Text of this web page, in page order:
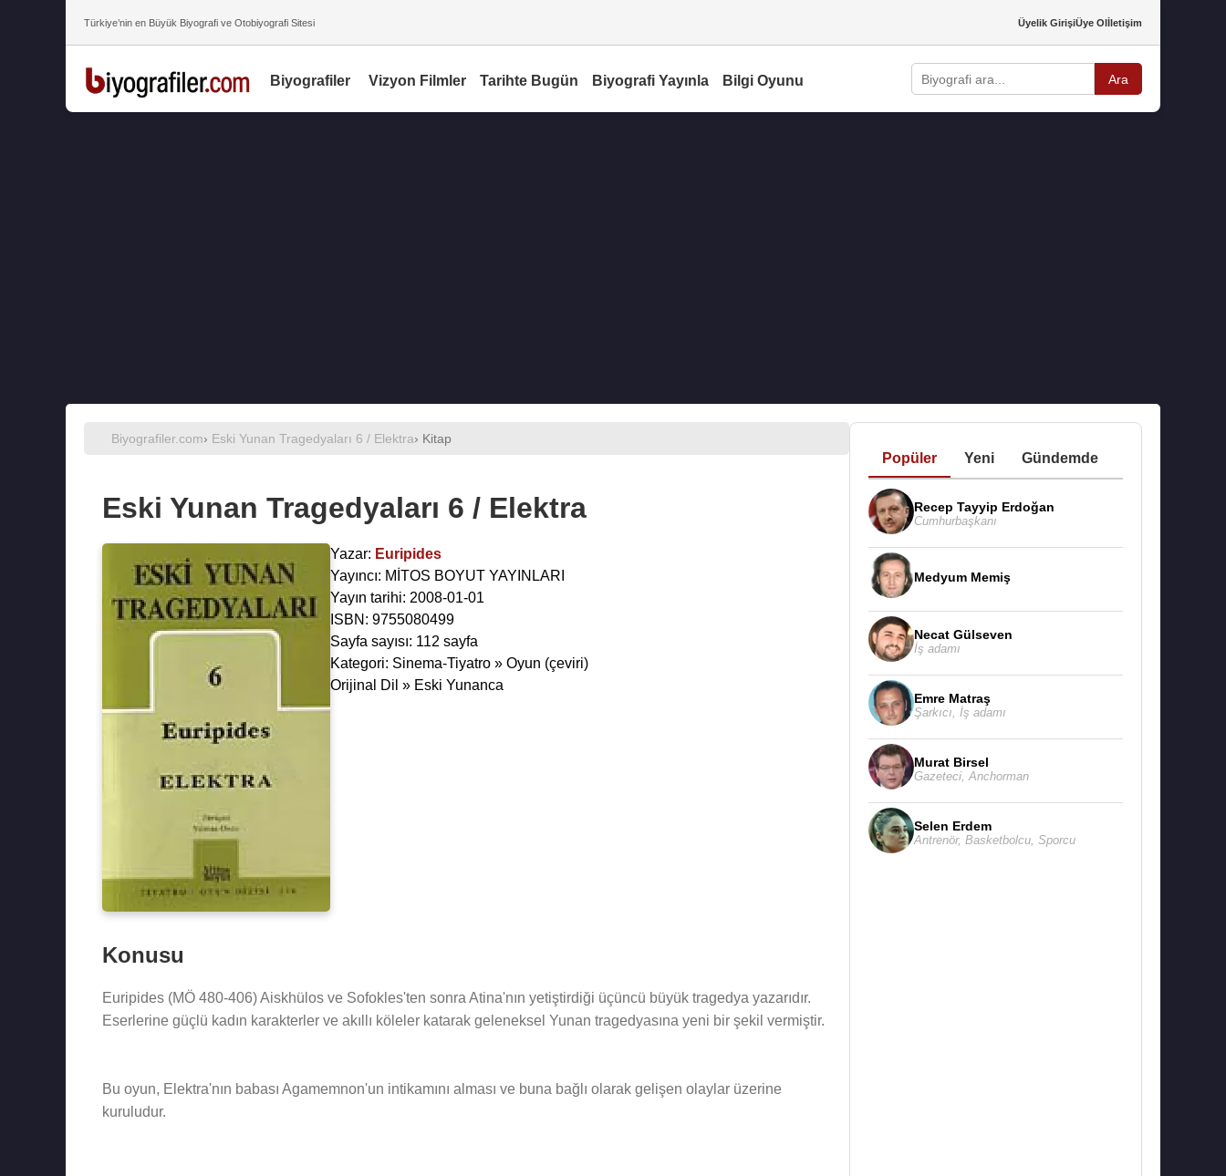
Türkiye’nin en Büyük Biyografi ve Otobiyografi Sitesi Üyelik GirişiÜye Olİletişim
Biyografiler Vizyon Filmler Tarihte Bugün Biyografi Yayınla Bilgi Oyunu Ara
Biyografiler.com› Eski Yunan Tragedyaları 6 / Elektra› Kitap
Eski Yunan Tragedyaları 6 / Elektra
Yazar: Euripides
Yayıncı: MİTOS BOYUT YAYINLARI
Yayın tarihi: 2008-01-01
ISBN: 9755080499
Sayfa sayısı: 112 sayfa
Kategori: Sinema-Tiyatro » Oyun (çeviri)
Orijinal Dil » Eski Yunanca
Konusu
Euripides (MÖ 480-406) Aiskhülos ve Sofokles'ten sonra Atina'nın yetiştirdiği üçüncü büyük tragedya yazarıdır.
Eserlerine güçlü kadın karakterler ve akıllı köleler katarak geleneksel Yunan tragedyasına yeni bir şekil vermiştir.
Bu oyun, Elektra'nın babası Agamemnon'un intikamını alması ve buna bağlı olarak gelişen olaylar üzerine
kuruludur.
Popüler Yeni Gündemde
Recep Tayyip Erdoğan
Cumhurbaşkanı
Medyum Memiş
Necat Gülseven
İş adamı
Emre Matraş
Şarkıcı İş adamı
Murat Birsel
Gazeteci, Anchorman
Selen Erdem
Antrenör, Basketbolcu, Sporcu